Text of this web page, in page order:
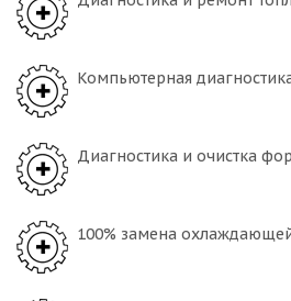
Компьютерная
Диагностика и очистка
100% замена